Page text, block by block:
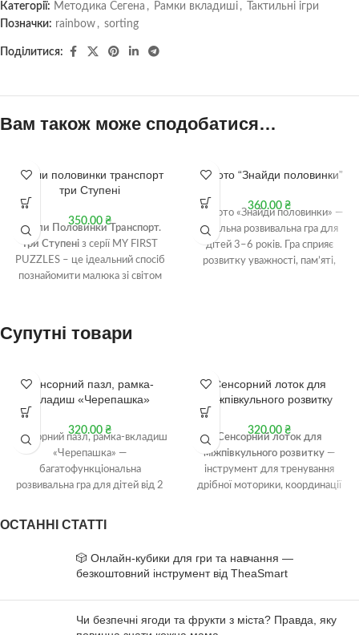
Категорії: Методика Сегена , Рамки вкладиші ,
Тактильні ігри
Позначки: rainbow , sorting
Поділитися:
Вам також може сподобатися…
1+Пазли половинки транспорт
три Ступені
350.00 ₴
Пазли Половинки Транспорт.
Три Ступені з серії MY FIRST
PUZZLES – це ідеальний спосіб
познайомити малюка зі світом
Пазли мають три рівні
складності, виготовлені з
показує, як він рухається,
звучить і де використовується.
Вирушайте у першу подорож
разом з TheaSmart! 🚗🚁🛠️
IQ лото “Знайди половинки”
360.00 ₴
IQ Лото «Знайди половинки» —
ідеальна розвивальна гра для
дітей 3–6 років. Гра сприяє
розвитку уважності, пам’яті,
Супутні товари
2+Сенсорний пазл, рамка-
вкладиш «Черепашка»
320.00 ₴
Сенсорний пазл, рамка-вкладиш
«Черепашка» —
багатофункціональна
розвивальна гра для дітей від 2
секторів, 20 карток і 40 завдань
2+
Сенсорний лоток для
міжпівкульного розвитку
320.00 ₴
Сенсорний лоток для
міжпівкульного розвитку —
інструмент для тренування
дрібної моторики, координації
мовлення та впевненість рухів.
Підходить для дітей від 2 до 8
ОСТАННІ СТАТТІ
🎲 Онлайн-кубики для гри та навчання —
безкоштовний інструмент від TheaSmart
Чи безпечні ягоди та фрукти з міста? Правда, яку